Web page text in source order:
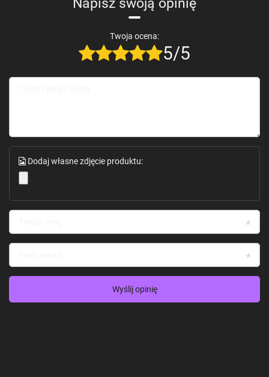
Twoja ocena:
5/5
Dodaj własne zdjęcie produktu:
Wyślij opinię